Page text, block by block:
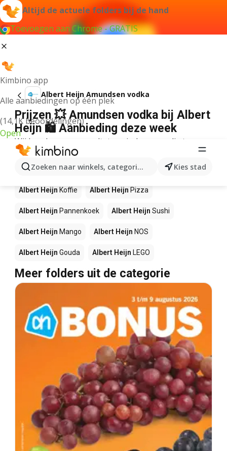
Altijd de actuele folders bij de hand
Toevoegen aan Chrome - GRATIS
Kimbino app
Alle aanbiedingen op één plek
(14,1K beoordelingen)
Open
Zoeken naar winkels, categorieën, producten...
Kies stad
Albert Heijn Amundsen vodka
Prijzen 💥 Amundsen vodka bij Albert
Heijn 🛍️ Aanbieding deze week
Wij konden geen resultaten vinden voor die term.
Andere producten in winkels Albert
Heijn
Albert Heijn Koffie Albert Heijn Pizza
Albert Heijn Pannenkoek Albert Heijn Sushi
Albert Heijn Mango Albert Heijn NOS
Albert Heijn Gouda Albert Heijn LEGO
Meer folders uit de categorie